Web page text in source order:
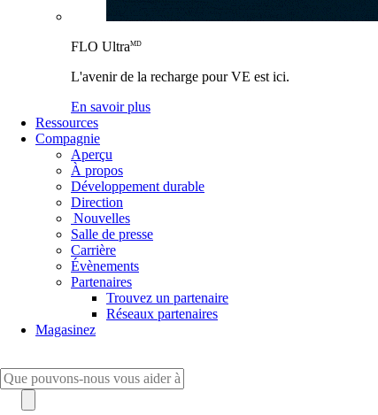
FLO UltraMD
L'avenir de la recharge pour VE est ici.
En savoir plus
Ressources
Compagnie
Aperçu
À propos
Développement durable
Direction
Nouvelles
Salle de presse
Carrière
Évènements
Partenaires
Trouvez un partenaire
Réseaux partenaires
Magasinez